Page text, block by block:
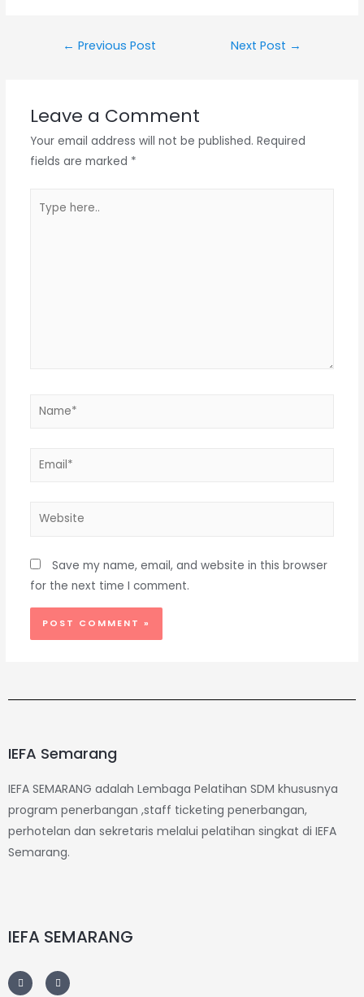
← Previous Post Next Post →
Leave a Comment
Your email address will not be published. Required
fields are marked *
Save my name, email, and website in this browser
for the next time I comment.
IEFA Semarang
IEFA SEMARANG adalah Lembaga Pelatihan SDM khususnya
program penerbangan ,staff ticketing penerbangan,
perhotelan dan sekretaris melalui pelatihan singkat di IEFA
Semarang.
IEFA SEMARANG